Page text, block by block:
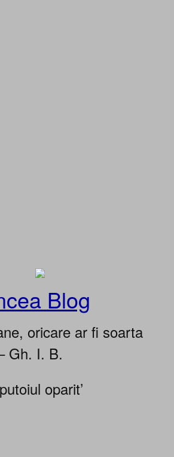
Blog
oricare ar fi soarta
Gh. I. B.
oparit’